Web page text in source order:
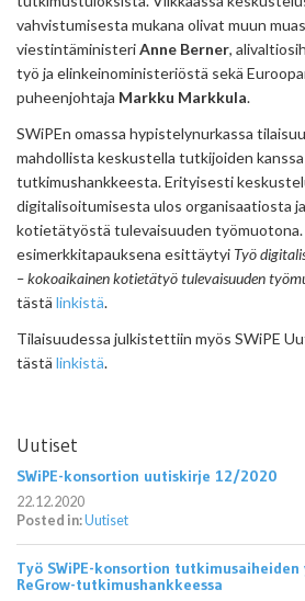
vahvistumisesta mukana olivat muun
viestintäministeriAnne Berner,
työ ja elinkeinoministeriöstä sekä
puheenjohtaja Markku Markkula.
SWiPEn omassa hypistelynurkassa
mahdollista keskustella tutkijoiden kanssa
tutkimushankkeesta. Erityisesti
digitalisoitumisesta ulos organisaatiosta
kotietätyöstä tulevaisuuden
esimerkkitapauksena esittäytyi Työ
– kokoaikainen kotietätyö tulevaisuuden
tästä linkistä.
Tilaisuudessa julkistettiin myös SWiPE
tästä linkistä.
Uutiset
SWiPE-konsortion uutiskirje 12/2020
22.12.2020
Posted in:Uutiset
Työ SWiPE-konsortion
ReGrow-tutkimushankkeessa